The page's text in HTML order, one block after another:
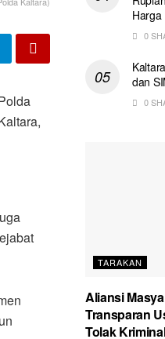
Harga
0
dan
0
TARAKAN
Aliansi
Transparan
Tolak